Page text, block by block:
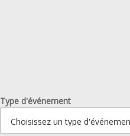
Type d'événement